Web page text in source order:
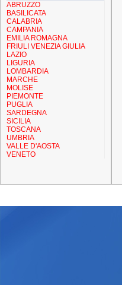
ABRUZZO
BASILICATA
CALABRIA
CAMPANIA
EMILIA ROMAGNA
FRIULI VENEZIA GIULIA
LAZIO
LIGURIA
LOMBARDIA
MARCHE
MOLISE
PIEMONTE
PUGLIA
SARDEGNA
SICILIA
TOSCANA
UMBRIA
VALLE D'AOSTA
VENETO